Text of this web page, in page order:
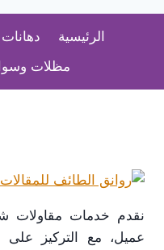
الرئيسية
مظلات
نقدم خدمات مقاولات
عميل، مع التركيز